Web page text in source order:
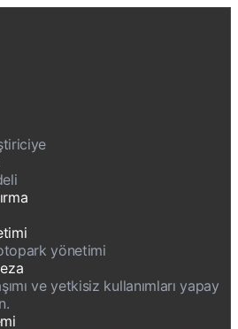
yönetimi
ve yetkisiz kullanımları yapay